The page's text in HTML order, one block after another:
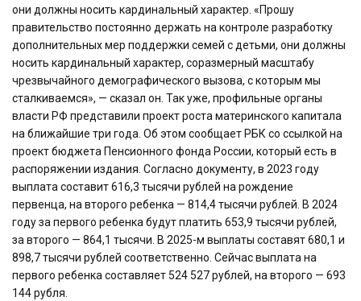
они должны носить кардинальный характер. «Прошу
правительство постоянно держать на контроле разработку
дополнительных мер поддержки семей с детьми, они должны
носить кардинальный характер, соразмерный масштабу
чрезвычайного демографического вызова, с которым мы
сталкиваемся», — сказал он. Так уже, профильные органы
власти РФ представили проект роста материнского капитала
на ближайшие три года. Об этом сообщает РБК со ссылкой на
проект бюджета Пенсионного фонда России, который есть в
распоряжении издания. Согласно документу, в 2023 году
выплата составит 616,3 тысячи рублей на рождение
первенца, на второго ребенка — 814,4 тысячи рублей. В 2024
году за первого ребенка будут платить 653,9 тысячи рублей,
за второго — 864,1 тысячи. В 2025-м выплаты составят 680,1 и
898,7 тысячи рублей соответственно. Сейчас выплата на
первого ребенка составляет 524 527 рублей, на второго — 693
144 рубля.